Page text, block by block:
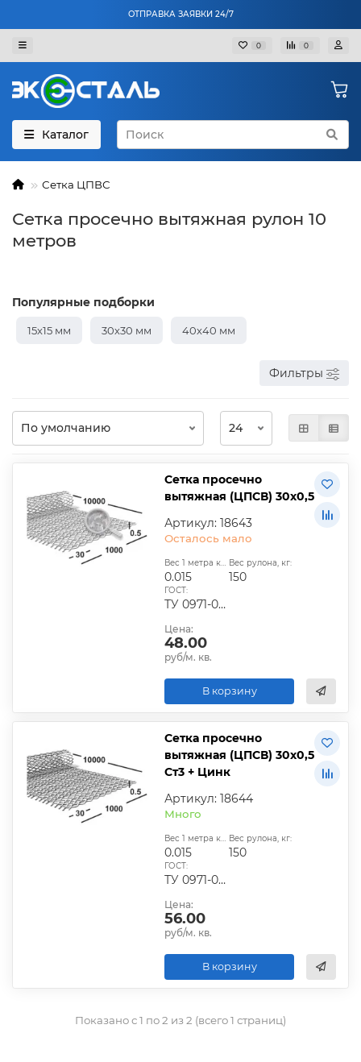
ОТПРАВКА ЗАЯВКИ 24/7
0 0
Каталог
Сетка ЦПВС
Сетка просечно вытяжная рулон 10
метров
Популярные подборки
15х15 мм 30х30 мм 40х40 мм
Фильтры
Сетка просечно
вытяжная (ЦПСВ) 30х0,5
Артикул: 18643
Осталось мало
Вес 1 метра квадратного, т:
0.015
Вес рулона, кг:
150
ГОСТ:
ТУ 0971-001-44028369-2006, ТУ 36.26.11-5-89, ТУ 27.1-25484714-001
Цена:
48.00
руб/м. кв.
В корзину
Сетка просечно
вытяжная (ЦПСВ) 30х0,5
Ст3 + Цинк
Артикул: 18644
Много
Вес 1 метра квадратного, т:
0.015
Вес рулона, кг:
150
ГОСТ:
ТУ 0971-001-44028369-2006, ТУ 36.26.11-5-89, ТУ 27.1-25484714-001
Цена:
56.00
руб/м. кв.
В корзину
Показано с 1 по 2 из 2 (всего 1 страниц)